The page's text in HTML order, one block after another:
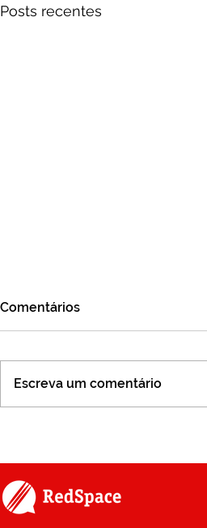
Posts recentes
Comentários
Escreva um comentário